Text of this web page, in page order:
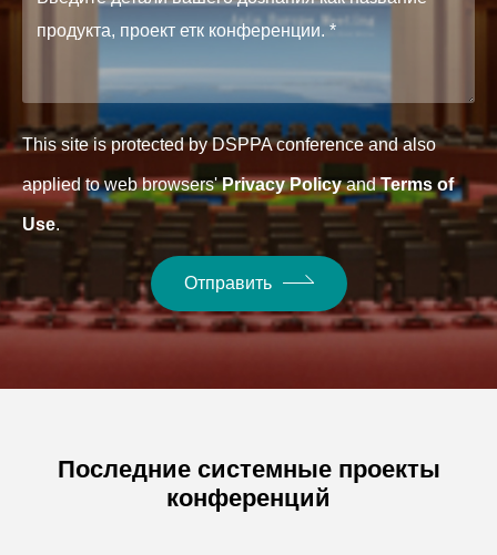
This site is protected by DSPPA conference and also
applied to web browsers'Privacy PolicyandTerms of
Use.
Отправить
Последние системные проекты
конференций